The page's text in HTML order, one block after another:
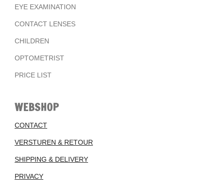
EYE EXAMINATION
CONTACT LENSES
CHILDREN
OPTOMETRIST
PRICE LIST
WEBSHOP
CONTACT
VERSTUREN & RETOUR
SHIPPING & DELIVERY
PRIVACY